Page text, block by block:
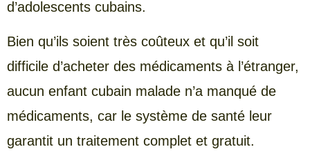
d’adolescents cubains.
Bien qu’ils soient très coûteux et qu’il soit
difficile d’acheter des médicaments à l’étranger,
aucun enfant cubain malade n’a manqué de
médicaments, car le système de santé leur
garantit un traitement complet et gratuit.